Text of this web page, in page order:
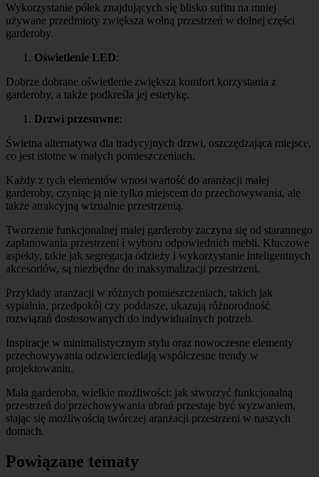
Wykorzystanie półek znajdujących się blisko sufitu na mniej
używane przedmioty zwiększa wolną przestrzeń w dolnej części
garderoby.
Oświetlenie LED:
Dobrze dobrane oświetlenie zwiększa komfort korzystania z
garderoby, a także podkreśla jej estetykę.
Drzwi przesuwne:
Świetna alternatywa dla tradycyjnych drzwi, oszczędzająca miejsce,
co jest istotne w małych pomieszczeniach.
Każdy z tych elementów wnosi wartość do aranżacji małej
garderoby, czyniąc ją nie tylko miejscem do przechowywania, ale
także atrakcyjną wizualnie przestrzenią.
Tworzenie funkcjonalnej małej garderoby zaczyna się od starannego
zaplanowania przestrzeni i wyboru odpowiednich mebli. Kluczowe
aspekty, takie jak segregacja odzieży i wykorzystanie inteligentnych
akcesoriów, są niezbędne do maksymalizacji przestrzeni.
Przykłady aranżacji w różnych pomieszczeniach, takich jak
sypialnia, przedpokój czy poddasze, ukazują różnorodność
rozwiązań dostosowanych do indywidualnych potrzeb.
Inspiracje w minimalistycznym stylu oraz nowoczesne elementy
przechowywania odzwierciedlają współczesne trendy w
projektowaniu.
Mała garderoba, wielkie możliwości: jak stworzyć funkcjonalną
przestrzeń do przechowywania ubrań przestaje być wyzwaniem,
stając się możliwością twórczej aranżacji przestrzeni w naszych
domach.
Powiązane tematy